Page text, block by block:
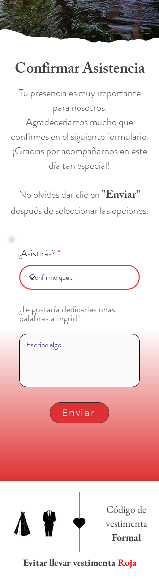
Confirmar Asistencia
Tu presencia es muy importante
para nosotros.
Agradeceríamos mucho que
confirmes en el siguiente formulario.
¡Gracias por acompañarnos en este
día tan especial!
No olvides dar clic en "Enviar"
después de seleccionar las opciones.
¿Asistirás?
¿Te gustaría dedicarles unas
palabras a Ingrid?
Enviar
Código de
vestimenta
Formal
Evitar llevar vestimentaRoja